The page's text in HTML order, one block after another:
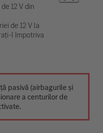
12 V din
de 12 V la
l împotriva
pasivă (airbagurile și
a centurilor de